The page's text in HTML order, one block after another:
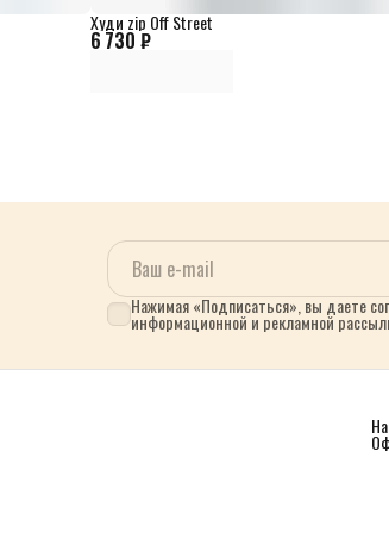
6 730 ₽
Худи zip Off Street
Нажимая «Подписаться», вы даете
информационной и рекламной